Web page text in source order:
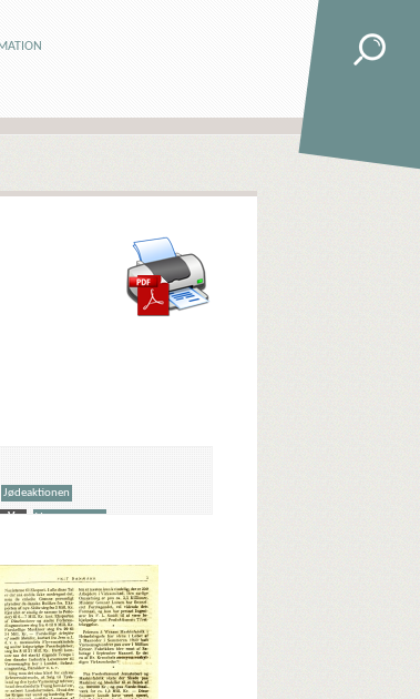
Jødeaktionen
V Værnemagere
Oluf, marketenderiarbejder
John, politiker
Samraad
Danzig
Schmidth Frankrig
Fredericia
general
H